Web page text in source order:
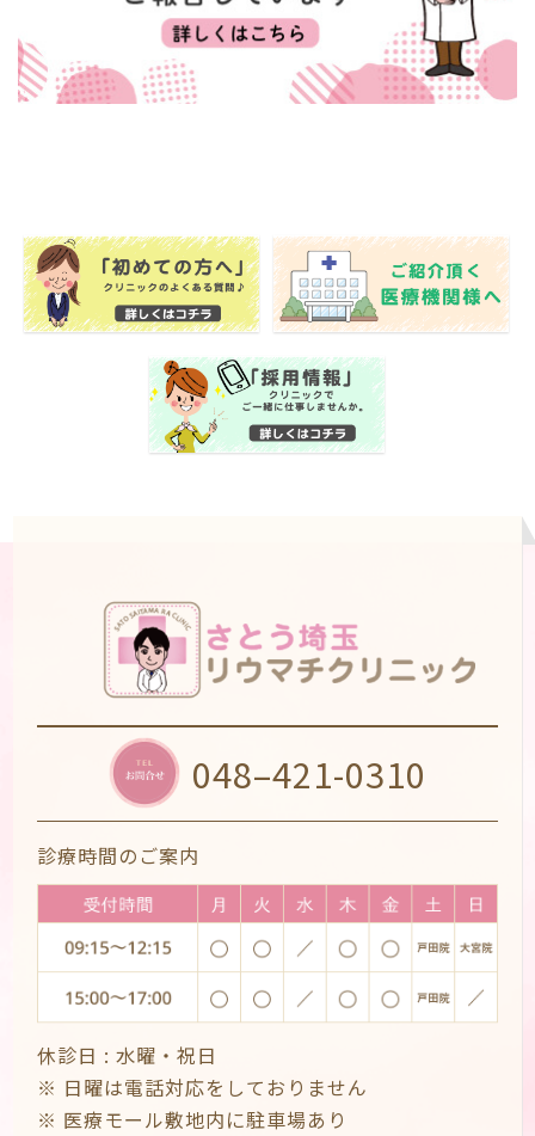
048–421-0310
診療時間のご案内
休診日 : 水曜・祝日
※ 日曜は電話対応をしておりません
※ 医療モール敷地内に駐車場あり